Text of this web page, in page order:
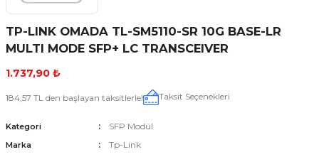
TP-LINK OMADA TL-SM5110-SR 10G BASE-LR
MULTI MODE SFP+ LC TRANSCEIVER
1.737,90 ₺
184,57 TL den başlayan taksitlerle! Taksit Seçenekleri
Kategori SFP Modül
Marka Tp-Link